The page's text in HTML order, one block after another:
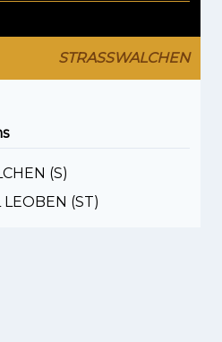
STRASSWALCHEN
(S)
LEOBEN (ST)